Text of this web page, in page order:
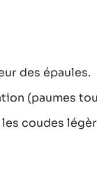
des épaules.
(paumes
coudes